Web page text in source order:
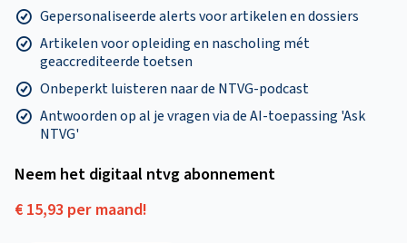
Gepersonaliseerde alerts voor artikelen en dossiers
Artikelen voor opleiding en nascholing mét
geaccrediteerde toetsen
Onbeperkt luisteren naar de NTVG-podcast
Antwoorden op al je vragen via de AI-toepassing 'Ask
NTVG'
Neem het digitaal ntvg abonnement
€ 15,93 per maand!